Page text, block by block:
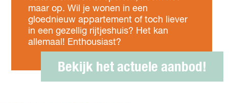
maar op. Wil je wonen in een
gloednieuw appartement of toch liever
in een gezellig rijtjeshuis? Het kan
allemaal! Enthousiast?
Bekijk het actuele aanbod!